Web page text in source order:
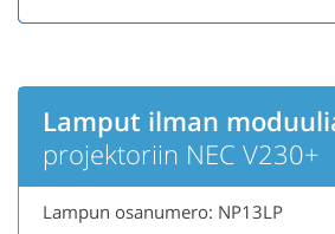
Lamput ilman
projektoriin NEC V230+
Lampun osanumero: NP13LP